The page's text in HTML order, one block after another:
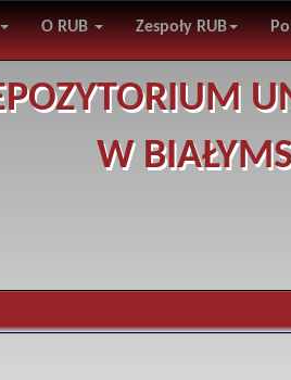
O RUB Zespoły RUB
W